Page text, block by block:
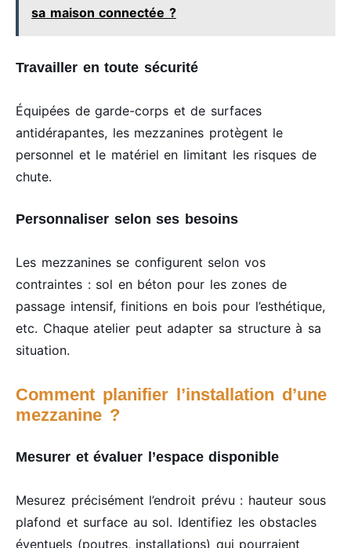
sa maison connectée ?
Travailler en toute sécurité
Équipées de garde-corps et de surfaces
antidérapantes, les mezzanines protègent le
personnel et le matériel en limitant les risques de
chute.
Personnaliser selon ses besoins
Les mezzanines se configurent selon vos
contraintes : sol en béton pour les zones de
passage intensif, finitions en bois pour l’esthétique,
etc. Chaque atelier peut adapter sa structure à sa
situation.
Comment planifier l’installation d’une
mezzanine ?
Mesurer et évaluer l’espace disponible
Mesurez précisément l’endroit prévu : hauteur sous
plafond et surface au sol. Identifiez les obstacles
éventuels (poutres, installations) qui pourraient